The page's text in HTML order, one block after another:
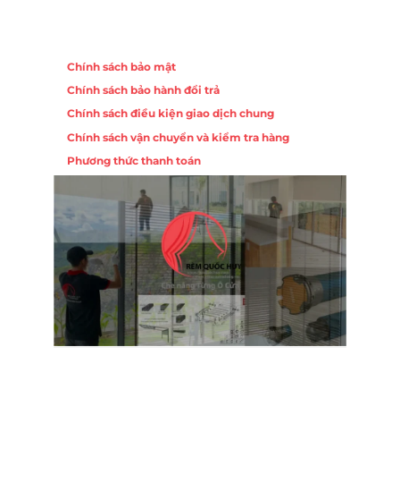
Chính sách bảo mật
Chính sách bảo hành đổi trả
Chính sách điều kiện giao dịch chung
Chính sách vận chuyển và kiểm tra hàng
Phương thức thanh toán